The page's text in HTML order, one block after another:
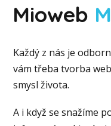
Mioweb
Každý z nás je
vám třeba tvorba
smysl života.
A i když se snažíme